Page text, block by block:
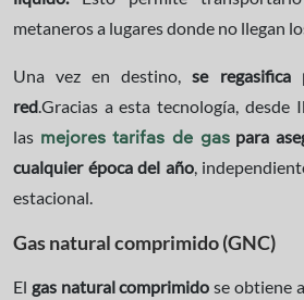
metaneros a lugares donde no llegan
Una vez en destino,se
red.Gracias a esta tecnología, desde
las mejores tarifas de gaspara
cualquier época del año,
estacional.
Gas natural comprimido (GNC)
El gas natural comprimido se obtiene